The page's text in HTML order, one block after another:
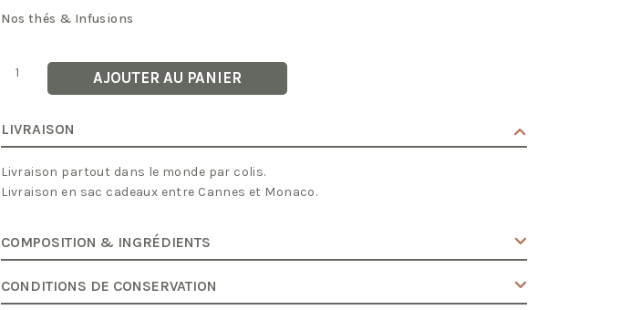
Nos thés & Infusions
quantité
OGO
AJOUTER AU PANIER
LIVRAISON
Livraison partout dans le monde par colis.
Livraison en sac cadeaux entre Cannes et Monaco.
COMPOSITION & INGRÉDIENTS
CONDITIONS DE CONSERVATION